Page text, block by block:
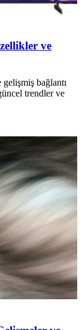
ve
bağlantı
trendler ve